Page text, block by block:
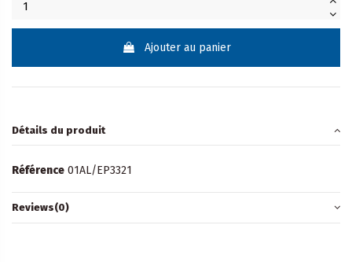
Ajouter au panier
Détails du produit
Référence 01AL/EP3321
Reviews(0)